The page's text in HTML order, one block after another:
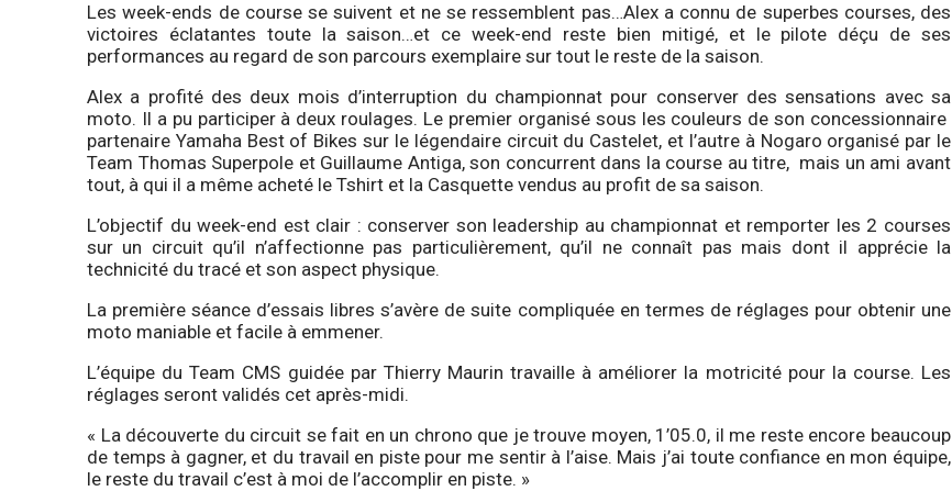
Les week-ends de course se suivent et ne se ressemblent pas…Alex a connu de superbes courses, des
victoires éclatantes toute la saison…et ce week-end reste bien mitigé, et le pilote déçu de ses
performances au regard de son parcours exemplaire sur tout le reste de la saison.
Alex a profité des deux mois d’interruption du championnat pour conserver des sensations avec sa
moto. Il a pu participer à deux roulages. Le premier organisé sous les couleurs de son concessionnaire
partenaire Yamaha Best of Bikes sur le légendaire circuit du Castelet, et l’autre à Nogaro organisé par le
Team Thomas Superpole et Guillaume Antiga, son concurrent dans la course au titre, mais un ami avant
tout, à qui il a même acheté le Tshirt et la Casquette vendus au profit de sa saison.
L’objectif du week-end est clair : conserver son leadership au championnat et remporter les 2 courses
sur un circuit qu’il n’affectionne pas particulièrement, qu’il ne connaît pas mais dont il apprécie la
technicité du tracé et son aspect physique.
La première séance d’essais libres s’avère de suite compliquée en termes de réglages pour obtenir une
moto maniable et facile à emmener.
L’équipe du Team CMS guidée par Thierry Maurin travaille à améliorer la motricité pour la course. Les
réglages seront validés cet après-midi.
« La découverte du circuit se fait en un chrono que je trouve moyen, 1’05.0, il me reste encore beaucoup
de temps à gagner, et du travail en piste pour me sentir à l’aise. Mais j’ai toute confiance en mon équipe,
le reste du travail c’est à moi de l’accomplir en piste. »